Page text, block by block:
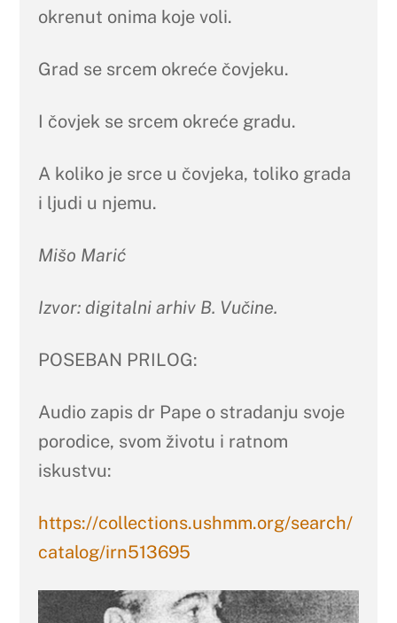
okrenut onima koje voli.
Grad se srcem okreće čovjeku.
I čovjek se srcem okreće gradu.
A koliko je srce u čovjeka, toliko grada
i ljudi u njemu.
Mišo Marić
Izvor: digitalni arhiv B. Vučine.
POSEBAN PRILOG:
Audio zapis dr Pape o stradanju svoje
porodice, svom životu i ratnom
iskustvu:
https://collections.ushmm.org/search/
catalog/irn513695